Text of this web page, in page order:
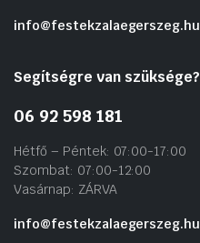
info@festekzalaegerszeg.hu
Segítségre van szüksége?
06 92 598 181
Hétfő – Péntek: 07:00-17:00
Szombat: 07:00-12:00
Vasárnap: ZÁRVA
info@festekzalaegerszeg.hu